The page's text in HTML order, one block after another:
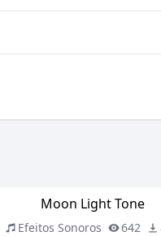
Moon Light Tone
Efeitos Sonoros 642